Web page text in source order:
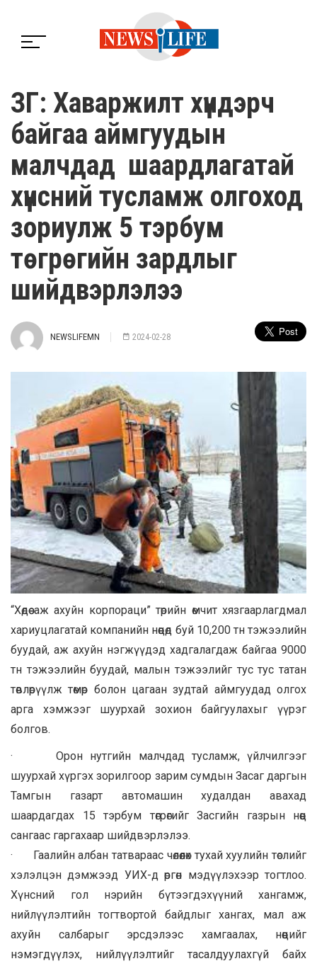
ЗГ: Хаваржилт хүндэрч
байгаа аймгуудын
малчдад шаардлагатай
хүнсний тусламж олгоход
зориулж 5 тэрбум
төгрөгийн зардлыг
шийдвэрлэлээ
NEWSLIFEMN 2024-02-28
“Хөдөө аж ахуйн корпораци” төрийн өмчит хязгаарлагдмал
хариуцлагатай компанийн нөөцөд буй 10,200 тн тэжээлийн
буудай, аж ахуйн нэгжүүдэд хадгалагдаж байгаа 9000
тн тэжээлийн буудай, малын тэжээлийг тус тус татан
төвлөрүүлж төмөр болон цагаан зудтай аймгуудад олгох
арга хэмжээг шуурхай зохион байгуулахыг үүрэг
болгов.
· Орон нутгийн малчдад тусламж, үйлчилгээг
шуурхай хүргэх зорилгоор зарим сумдын Засаг даргын
Тамгын газарт автомашин худалдан авахад
шаардагдах 15 тэрбум төгрөгийг Засгийн газрын нөөц
сангаас гаргахаар шийдвэрлэлээ.
· Гаалийн албан татвараас чөлөөлөх тухай хуулийн төслийг
хэлэлцэн дэмжээд УИХ-д өргөн мэдүүлэхээр тогтлоо.
Хүнсний гол нэрийн бүтээгдэхүүний хангамж,
нийлүүлэлтийн тогтвортой байдлыг хангах, мал аж
ахуйн салбарыг эрсдэлээс хамгаалах, нөөцийг
нэмэгдүүлэх, нийлүүлэлтийг тасалдуулахгүй байх